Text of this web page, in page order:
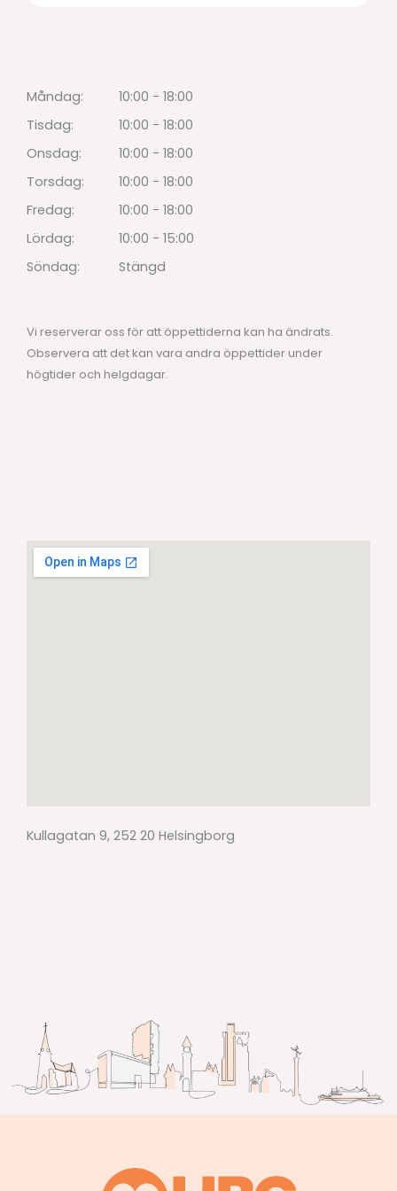
Måndag:
10:00 - 18:00
Tisdag:
10:00 - 18:00
Onsdag:
10:00 - 18:00
Torsdag:
10:00 - 18:00
Fredag:
10:00 - 18:00
Lördag:
10:00 - 15:00
Söndag:
Stängd
Vi reserverar oss för att öppettiderna kan ha ändrats.
Observera att det kan vara andra öppettider under
högtider och helgdagar.
Kullagatan 9, 252 20 Helsingborg